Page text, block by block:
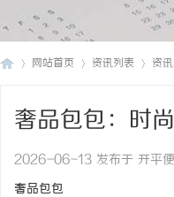
网站首页 资讯列表 资
奢品包包：时
2026-06-13 发布于 开平
奢品包包